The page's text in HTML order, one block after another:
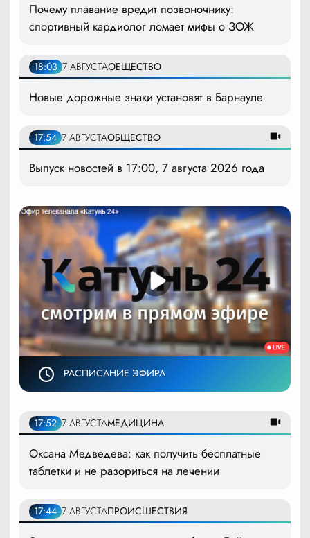
Почему плавание вредит позвоночнику:
спортивный кардиолог ломает мифы о ЗОЖ
18:03 7 АВГУСТАОБЩЕСТВО
Новые дорожные знаки установят в Барнауле
17:54 7 АВГУСТАОБЩЕСТВО
Выпуск новостей в 17:00, 7 августа 2026 года
РАСПИСАНИЕ ЭФИРА
17:52 7 АВГУСТАМЕДИЦИНА
Оксана Медведева: как получить бесплатные
таблетки и не разориться на лечении
17:44 7 АВГУСТАПРОИСШЕСТВИЯ